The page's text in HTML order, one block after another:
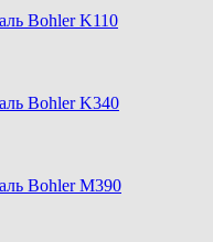
Bohler K110
Bohler K340
Bohler M390